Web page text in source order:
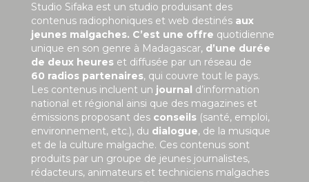
Studio Sifaka est un studio produisant des
contenus radiophoniques et web destinés aux
jeunes malgaches. C’est une offre quotidienne
unique en son genre à Madagascar, d’une durée
de deux heures et diffusée par un réseau de
60 radios partenaires, qui couvre tout le pays.
Les contenus incluent un journal d’information
national et régional ainsi que des magazines et
émissions proposant des conseils (santé, emploi,
environnement, etc.), du dialogue, de la musique
et de la culture malgache. Ces contenus sont
produits par un groupe de jeunes journalistes,
rédacteurs, animateurs et techniciens malgaches